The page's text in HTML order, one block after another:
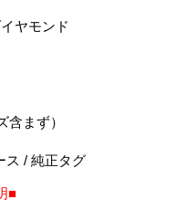
ヤモンド
まず）
ス / 純正タグ
■